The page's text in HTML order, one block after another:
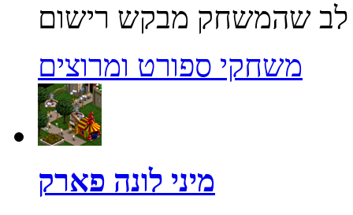
משחקי ספורט ומרוצים
מיני לונה פארק